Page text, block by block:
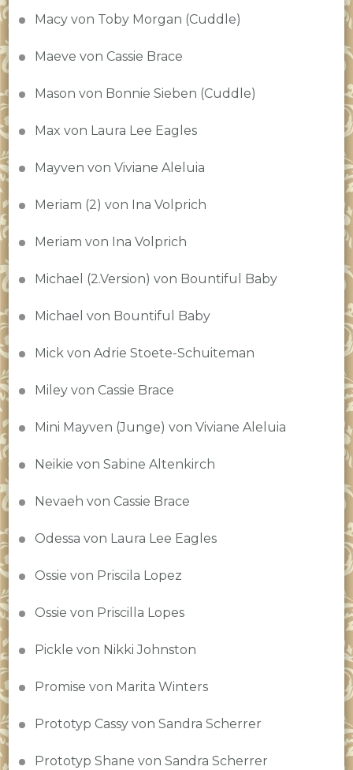
Macy von Toby Morgan (Cuddle)
Maeve von Cassie Brace
Mason von Bonnie Sieben (Cuddle)
Max von Laura Lee Eagles
Mayven von Viviane Aleluia
Meriam (2) von Ina Volprich
Meriam von Ina Volprich
Michael (2.Version) von Bountiful Baby
Michael von Bountiful Baby
Mick von Adrie Stoete-Schuiteman
Miley von Cassie Brace
Mini Mayven (Junge) von Viviane Aleluia
Neikie von Sabine Altenkirch
Nevaeh von Cassie Brace
Odessa von Laura Lee Eagles
Ossie von Priscila Lopez
Ossie von Priscilla Lopes
Pickle von Nikki Johnston
Promise von Marita Winters
Prototyp Cassy von Sandra Scherrer
Prototyp Shane von Sandra Scherrer